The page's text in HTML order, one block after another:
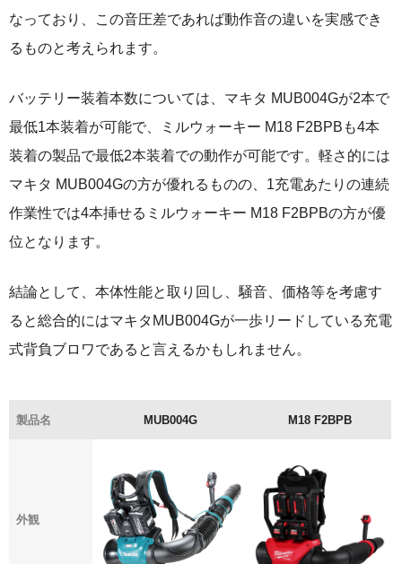
なっており、この音圧差であれば動作音の違いを実感でき
るものと考えられます。
バッテリー装着本数については、マキタ MUB004Gが2本で
最低1本装着が可能で、ミルウォーキー M18 F2BPBも4本
装着の製品で最低2本装着での動作が可能です。軽さ的には
マキタ MUB004Gの方が優れるものの、1充電あたりの連続
作業性では4本挿せるミルウォーキー M18 F2BPBの方が優
位となります。
結論として、本体性能と取り回し、騒音、価格等を考慮す
ると総合的にはマキタMUB004Gが一歩リードしている充電
式背負ブロワであると言えるかもしれません。
製品名 MUB004G M18 F2BPB
外観